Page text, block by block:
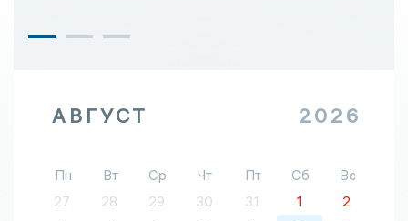
АВГУСТ 2026
Пн Вт Ср Чт Пт Сб
Вс
27
28 29 30 31 1
2